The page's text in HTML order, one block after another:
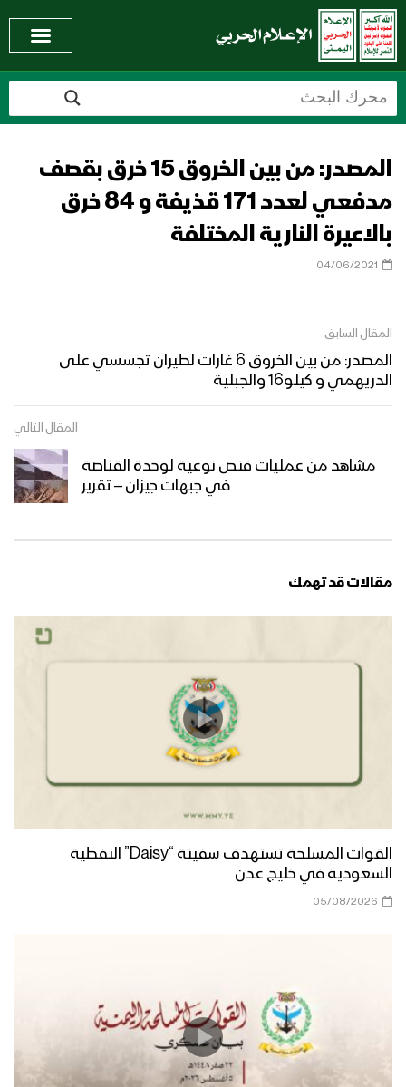
المصدر: من بين الخروق 15 خرق بقصف
مدفعي لعدد 171 قذيفة و 84 خرق
بالاعيرة النارية المختلفة
04/06/2021
المقال السابق
المصدر: من بين الخروق 6 غارات لطيران تجسسي على
الدريهمي و كيلو16 والجبلية
المقال التالي
مشاهد من عمليات قنص نوعية لوحدة القناصة
في جبهات جيزان – تقرير
مقالات قد تهمك
القوات المسلحة تستهدف سفينة “Daisy” النفطية
السعودية في خليج عدن
05/08/2026